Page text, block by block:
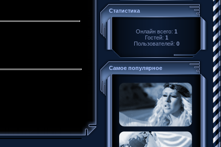
Статистика
Онлайн всего: 1
Гостей: 1
Пользователей: 0
Самое популярное